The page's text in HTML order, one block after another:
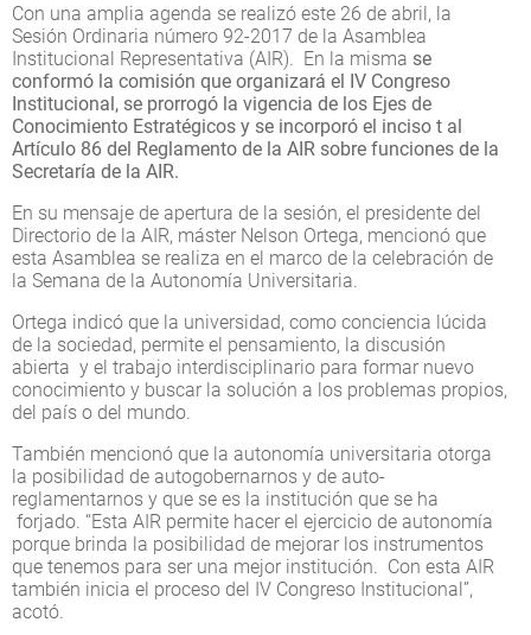
Con una amplia agenda se realizó este 26 de abril, la
Sesión Ordinaria número 92-2017 de la Asamblea
Institucional Representativa (AIR). En la misma se
conformó la comisión que organizará el IV Congreso
Institucional, se prorrogó la vigencia de los Ejes de
Conocimiento Estratégicos y se incorporó el inciso t al
Artículo 86 del Reglamento de la AIR sobre funciones de la
Secretaría de la AIR.
En su mensaje de apertura de la sesión, el presidente del
Directorio de la AIR, máster Nelson Ortega, mencionó que
esta Asamblea se realiza en el marco de la celebración de
la Semana de la Autonomía Universitaria.
Ortega indicó que la universidad, como conciencia lúcida
de la sociedad, permite el pensamiento, la discusión
abierta y el trabajo interdisciplinario para formar nuevo
conocimiento y buscar la solución a los problemas propios,
del país o del mundo.
También mencionó que la autonomía universitaria otorga
la posibilidad de autogobernarnos y de auto-
reglamentarnos y que se es la institución que se ha
forjado. “Esta AIR permite hacer el ejercicio de autonomía
porque brinda la posibilidad de mejorar los instrumentos
que tenemos para ser una mejor institución. Con esta AIR
también inicia el proceso del IV Congreso Institucional”,
acotó.